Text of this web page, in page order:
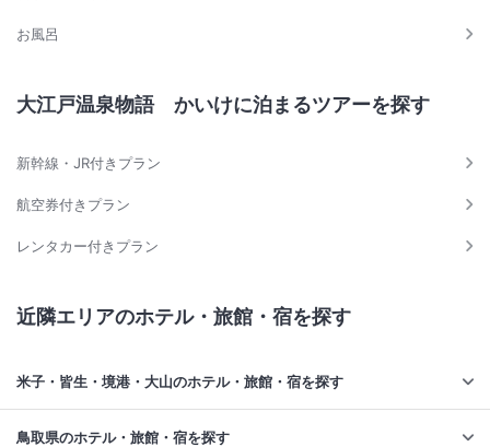
お風呂
大江戸温泉物語 かいけに泊まるツアーを探す
新幹線・JR付きプラン
航空券付きプラン
レンタカー付きプラン
近隣エリアのホテル・旅館・宿を探す
米子・皆生・境港・大山のホテル・旅館・宿を探す
鳥取県のホテル・旅館・宿を探す